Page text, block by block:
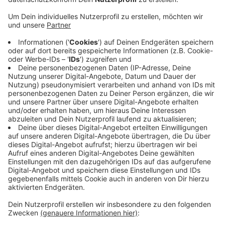
Anzeige
Auch eine gegenüberliegende Werkstatt und mehrere
Gebüsche wurden genau unter die Lupe genommen.
Hintergrund ist nach Angaben der Polizei Wuppertal,
die heute vor Ort war, ein Ermittlungsverfahren wegen
Kinderpornographie. Die Beamten haben einige
Datenträger mitgenommen und werten die jetzt aus.
Angaben, wem die Wohnung und die Werkstatt
gehören, wollte die Polizei nicht machen. Sie geht
davon aus, dass sich durch die Durchsuchungen heute
noch weitere Ermittlungen ergeben werden.
Anzeige